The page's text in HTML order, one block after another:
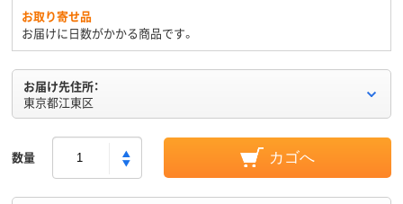
お取り寄せ品
お届けに日数がかかる商品です。
お届け先住所：
東京都江東区
数量 カゴへ